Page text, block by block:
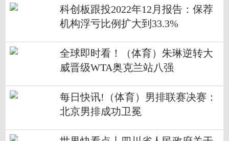
科创板跟投2022年12月报告：保荐
机构浮亏比例扩大到33.3%
全球即时看！（体育）朱琳逆转大
威晋级WTA奥克兰站八强
每日快讯!（体育）男排联赛决赛：
北京男排成功卫冕